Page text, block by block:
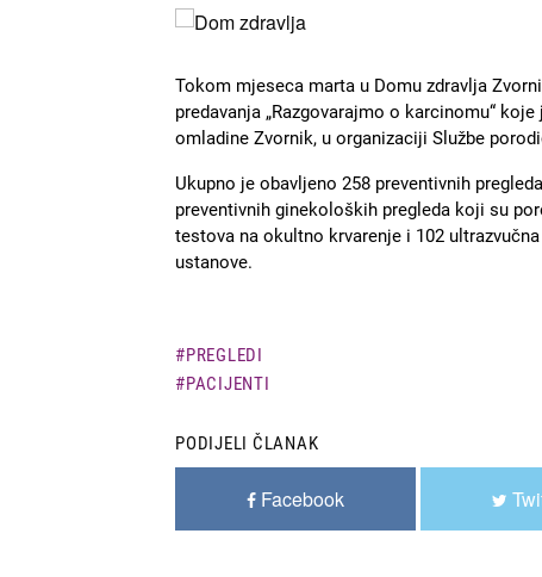
Slika
Tokom mjeseca marta u Domu zdravlja
predavanja „Razgovarajmo o karcinomu“
omladine Zvornik, u organizaciji Službe
Ukupno je obavljeno 258 preventivnih
preventivnih ginekoloških pregleda koji su
testova na okultno krvarenje i 102
ustanove.
PREGLEDI
PACIJENTI
PODIJELI ČLANAK
Facebook